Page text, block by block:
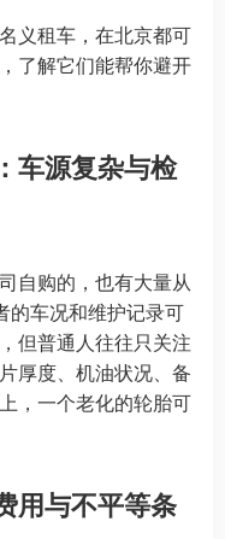
义租车，在北京都可
了解它们能帮你避开
车源复杂与检
自购的，也有大量从
的车况和维护记录可
但普通人往往只关注
厚度、机油状况、备
，一个老化的轮胎可
用与不平等条